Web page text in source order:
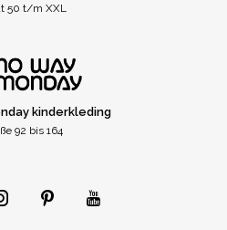
50 t/m XXL
kinderkleding
92 bis 164